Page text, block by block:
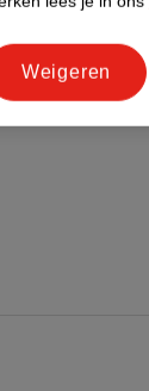
Weigeren